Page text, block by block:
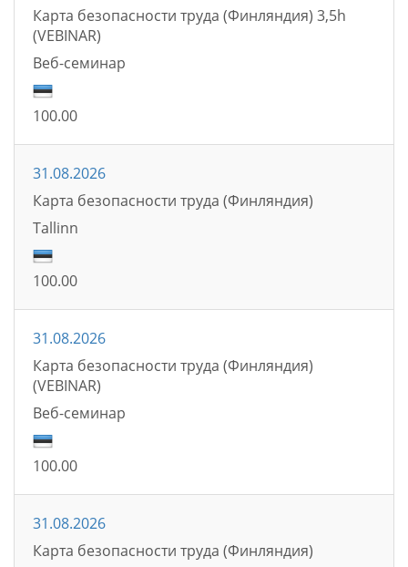
Карта безопасности труда (Финляндия) 3,5h
(VEBINAR)
Bеб-семинаp
100.00
31.08.2026
Карта безопасности труда (Финляндия)
Tallinn
100.00
31.08.2026
Карта безопасности труда (Финляндия)
(VEBINAR)
Bеб-семинаp
100.00
31.08.2026
Карта безопасности труда (Финляндия)